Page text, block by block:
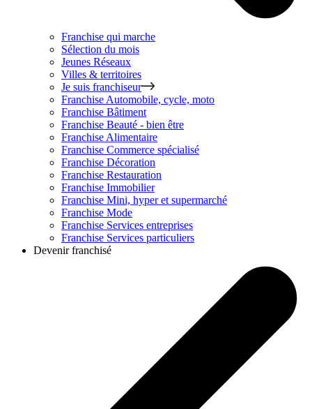
Franchise qui marche
Sélection du mois
Jeunes Réseaux
Villes & territoires
Je suis franchiseur
Franchise Automobile, cycle, moto
Franchise Bâtiment
Franchise Beauté - bien être
Franchise Alimentaire
Franchise Commerce spécialisé
Franchise Décoration
Franchise Restauration
Franchise Immobilier
Franchise Mini, hyper et supermarché
Franchise Mode
Franchise Services entreprises
Franchise Services particuliers
Devenir franchisé